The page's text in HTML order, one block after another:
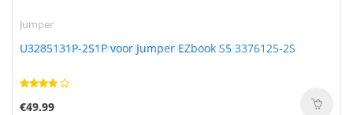
Jumper
U3285131P-2S1P voor Jumper EZbook S5 3376125-2S
€49.99